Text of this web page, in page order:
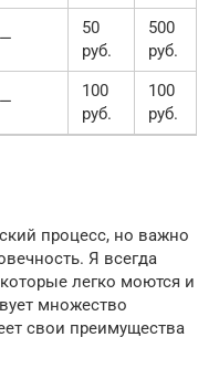
—
50
руб.
500
руб.
—
100
руб.
100
руб.
процесс, но важно
Я всегда
легко моются и
множество
свои преимущества